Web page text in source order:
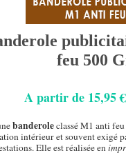
feu 500
A partir de 15,95
banderoleclassé M1 anti
intérieur et souvent exigé
Elle est réalisée en